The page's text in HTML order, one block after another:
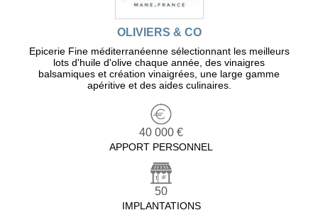
OLIVIERS & CO
Epicerie Fine méditerranéenne sélectionnant les meilleurs
lots d'huile d'olive chaque année, des vinaigres
balsamiques et création vinaigrées, une large gamme
apéritive et des aides culinaires.
40 000 €
APPORT PERSONNEL
50
IMPLANTATIONS